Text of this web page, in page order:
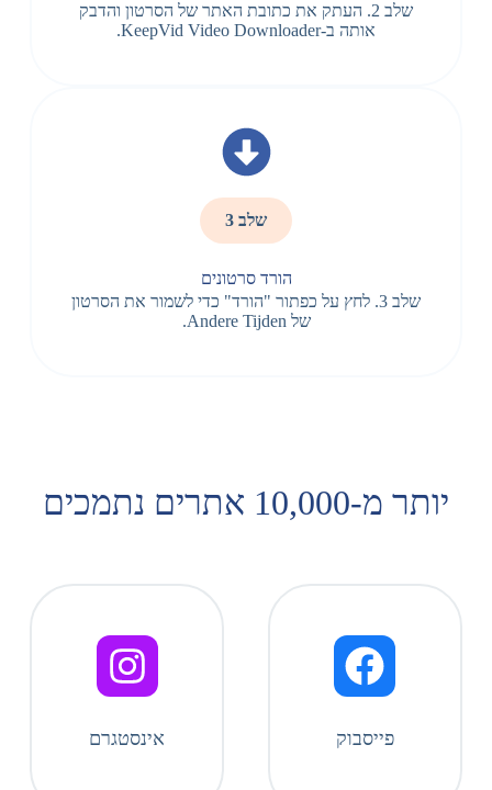
שלב 2. העתק את כתובת האתר של הסרטון והדבק
אותה ב-KeepVid Video Downloader.
שלב 3
הורד סרטונים
שלב 3. לחץ על כפתור "הורד" כדי לשמור את הסרטון
של Andere Tijden.
יותר מ-10,000 אתרים נתמכים
פייסבוק אינסטגרם